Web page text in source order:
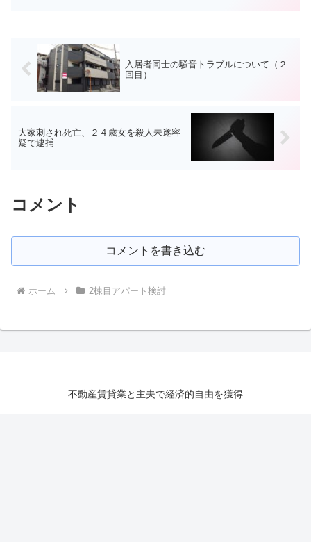
入居者同士の騒音トラブルについて（２
回目）
大家刺され死亡、２４歳女を殺人未遂容
疑で逮捕
コメント
コメントを書き込む
ホーム 2棟目アパート検討
不動産賃貸業と主夫で経済的自由を獲得